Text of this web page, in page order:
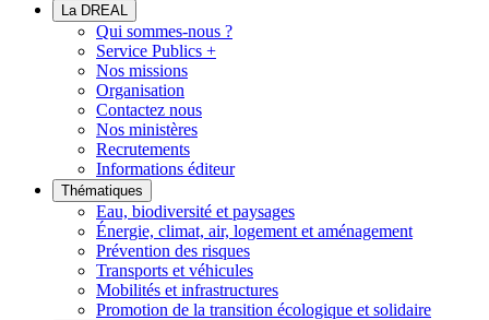
La DREAL
Qui sommes-nous ?
Service Publics +
Nos missions
Organisation
Contactez nous
Nos ministères
Recrutements
Informations éditeur
Thématiques
Eau, biodiversité et paysages
Énergie, climat, air, logement et aménagement
Prévention des risques
Transports et véhicules
Mobilités et infrastructures
Promotion de la transition écologique et solidaire